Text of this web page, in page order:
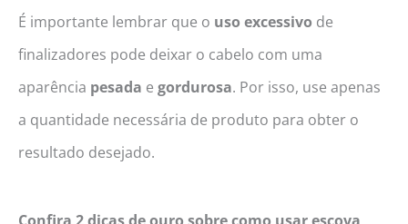
É importante lembrar que o uso excessivo de
finalizadores pode deixar o cabelo com uma
aparência pesada e gordurosa. Por isso, use apenas
a quantidade necessária de produto para obter o
resultado desejado.